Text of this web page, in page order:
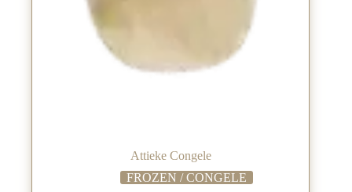
Attieke Congele
FROZEN / CONGELE